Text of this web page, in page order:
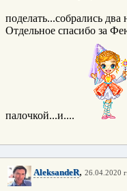
поделать...собрались
Отдельное спасибо за
палочкой...и....
AleksandeR, 26.04.2020